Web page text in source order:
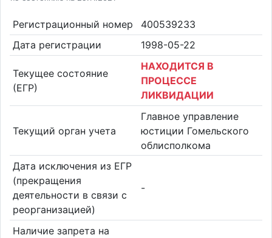
Регистрационный номер
400539233
Дата регистрации
1998-05-22
Текущее состояние
(ЕГР)
НАХОДИТСЯ В
ПРОЦЕССЕ
ЛИКВИДАЦИИ
Текущий орган учета
Главное управление
юстиции Гомельского
облисполкома
Дата исключения из ЕГР
(прекращения
деятельности в связи с
реорганизацией)
-
Наличие запрета на